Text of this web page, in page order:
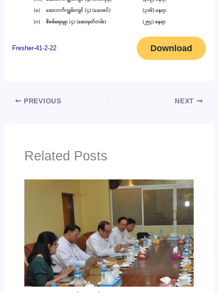
Fresher-41-2-22 Download
PREVIOUS NEXT
Related Posts